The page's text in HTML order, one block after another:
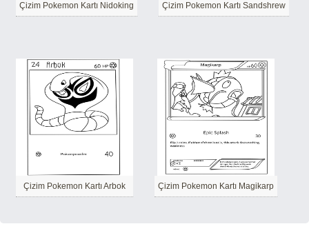
Çizim Pokemon Kartı Nidoking Çizim Pokemon Kartı Sandshrew
Çizim Pokemon Kartı Arbok Çizim Pokemon Kartı Magikarp